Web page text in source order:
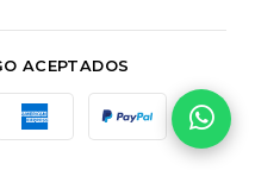
ACEPTADOS